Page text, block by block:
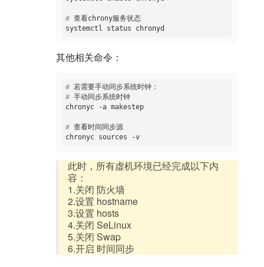
# 查看chrony服务状态
其他相关命令：
# 若需要手动同步系统时钟：
# 手动同步系统时钟
chronyc -a makestep
# 查看时间同步源
chronyc sources -v
此时，所有虚机环境已经完成以下内
容：
1.关闭 防火墙
2.设置 hostname
3.设置 hosts
4.关闭 SeLinux
5.关闭 Swap
6.开启 时间同步